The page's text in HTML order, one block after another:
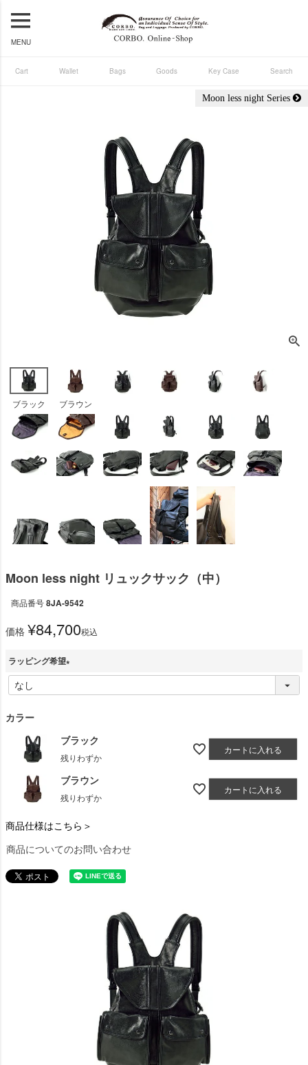
MENU
Cart Wallet Bags Goods Key Case Search
Moon less night Series
ブラック ブラウン
Moon less night リュックサック（中）
商品番号8JA-9542
価格 ¥84,700税込
ラッピング希望
必
カラー
ブラック
残りわずか
カートに入れる
ブラウン
残りわずか
カートに入れる
商品仕様はこちら＞
商品についてのお問い合わせ